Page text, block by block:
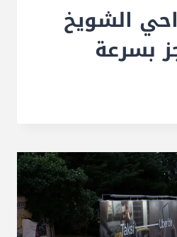
الشويخ
بسرعة